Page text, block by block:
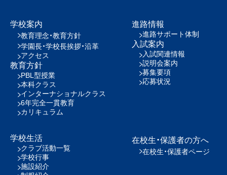
学校案内
教育理念・教育方針
学園長・学校長挨拶・沿革
アクセス
教育方針
PBL型授業
本科クラス
インターナショナルクラス
6年完全一貫教育
カリキュラム
学校生活
クラブ活動一覧
学校行事
施設紹介
進路情報
進路サポート体制
入試案内
入試関連情報
説明会案内
募集要項
応募状況
在校生・保護者の方へ
在校生・保護者ページ